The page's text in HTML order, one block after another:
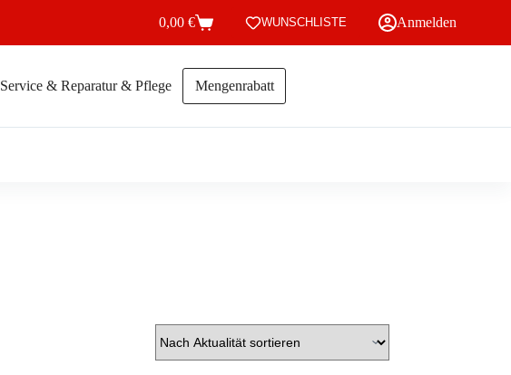
Warenkorb
0,00 € WUNSCHLISTE Anmelden
Service & Reparatur & Pflege Mengenrabatt